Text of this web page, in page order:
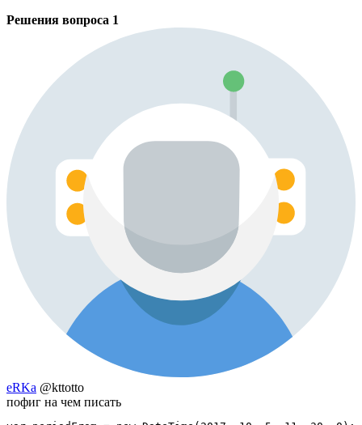
Решения вопроса 1
eRKa @kttotto
пофиг на чем писать